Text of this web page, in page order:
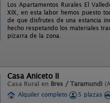
Los Apartamentos Rurales El
XIX, en esta labor hemos puesto
de que disfrutes de una estancia
hecho respetando los materiales
pizarra de la zona.
Casa Aniceto II
Casa Rural en Bres / Taramundi
Alquiler completo
5 plazas